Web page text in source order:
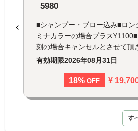
5980
■シャンプー・ブロー込み■ロン
ミナカラーの場合プラス
刻の場合キャンセルとさせて頂
有効期限2026年08月31日
18% OFF ¥
す